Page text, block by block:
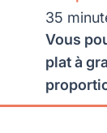
35
Vous
plat à